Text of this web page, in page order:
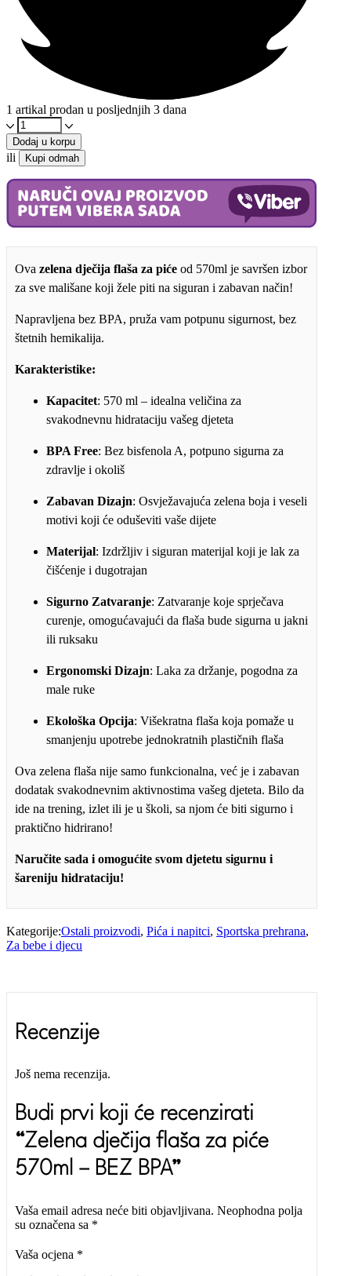
1 artikal prodan u posljednjih 3 dana
Zelena
dječija
flaša
za
piće
570ml
BEZ
količina
Dodaj u korpu
ili Kupi odmah
Ova zelena dječija flaša za piće od 570ml je savršen izbor
za sve mališane koji žele piti na siguran i zabavan način!
Napravljena bez BPA, pruža vam potpunu sigurnost, bez
štetnih hemikalija.
Karakteristike:
Kapacitet: 570 ml – idealna veličina za
svakodnevnu hidrataciju vašeg djeteta
BPA Free: Bez bisfenola A, potpuno sigurna za
zdravlje i okoliš
Zabavan Dizajn: Osvježavajuća zelena boja i veseli
motivi koji će oduševiti vaše dijete
Materijal: Izdržljiv i siguran materijal koji je lak za
čišćenje i dugotrajan
Sigurno Zatvaranje: Zatvaranje koje sprječava
curenje, omogućavajući da flaša bude sigurna u jakni
ili ruksaku
Ergonomski Dizajn: Laka za držanje, pogodna za
male ruke
Ekološka Opcija: Višekratna flaša koja pomaže u
smanjenju upotrebe jednokratnih plastičnih flaša
Ova zelena flaša nije samo funkcionalna, već je i zabavan
dodatak svakodnevnim aktivnostima vašeg djeteta. Bilo da
ide na trening, izlet ili je u školi, sa njom će biti sigurno i
praktično hidrirano!
Naručite sada i omogućite svom djetetu sigurnu i
šareniju hidrataciju!
Kategorije:Ostali proizvodi, Pića i napitci, Sportska prehrana,
Za bebe i djecu
Recenzije
Još nema recenzija.
Budi prvi koji će recenzirati
“Zelena dječija flaša za piće
570ml – BEZ BPA”
Vaša email adresa neće biti objavljivana. Neophodna polja
su označena sa *
Vaša ocjena *